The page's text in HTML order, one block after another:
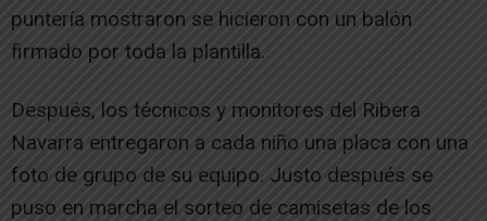
puntería mostraron se hicieron con un balón
firmado por toda la plantilla.
Después, los técnicos y monitores del Ribera
Navarra entregaron a cada niño una placa con una
foto de grupo de su equipo. Justo después se
puso en marcha el sorteo de camisetas de los